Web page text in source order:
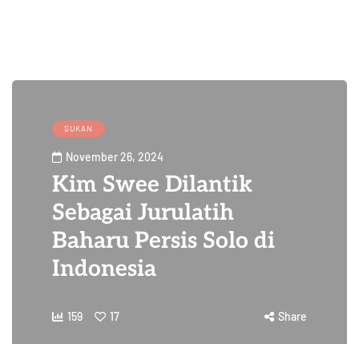
SUKAN
November 26, 2024
Kim Swee Dilantik
Sebagai Jurulatih
Baharu Persis Solo di
Indonesia
159 17 Share